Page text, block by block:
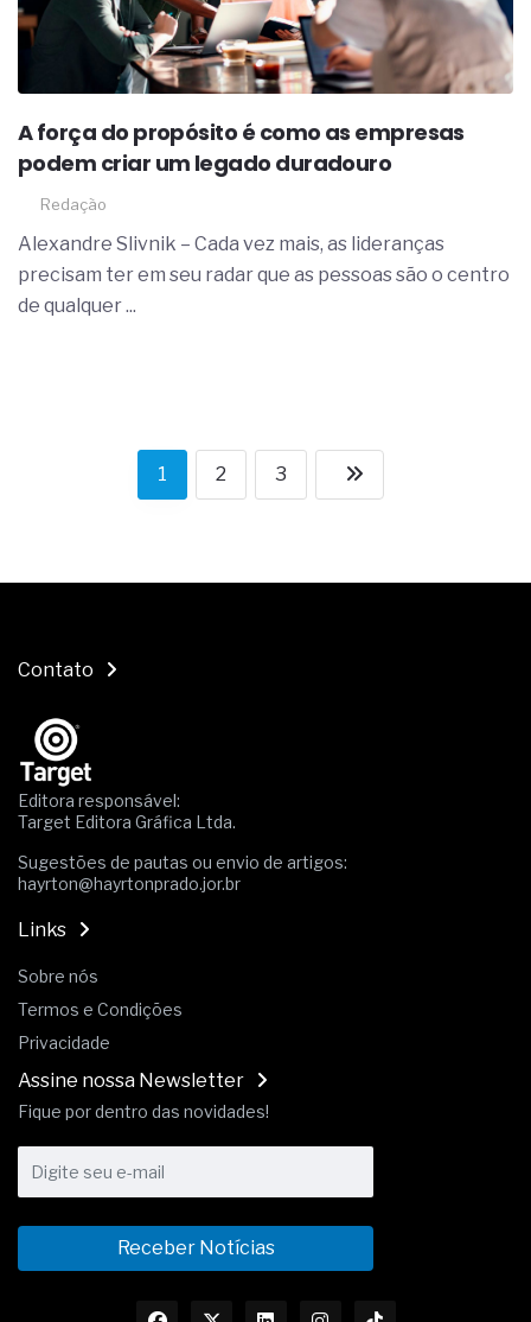
A força do propósito é como as empresas
podem criar um legado duradouro
Redação
Alexandre Slivnik – Cada vez mais, as lideranças
precisam ter em seu radar que as pessoas são o centro
de qualquer ...
1 2 3
Contato
Editora responsável:
Target Editora Gráfica Ltda.
Sugestões de pautas ou envio de artigos:
hayrton@hayrtonprado.jor.br
Links
Sobre nós
Termos e Condições
Privacidade
Assine nossa Newsletter
Fique por dentro das novidades!
Receber Notícias